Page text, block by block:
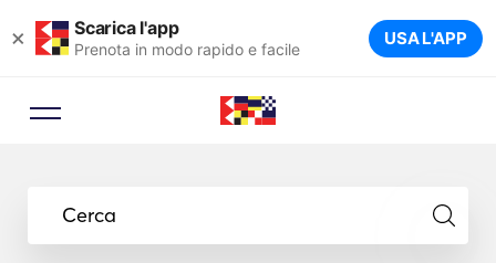
× Scarica l'app
Prenota in modo rapido e facile USA L'APP
Cerca